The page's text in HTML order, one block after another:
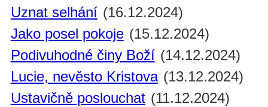
Uznat selhání (16.12.2024)
Jako posel pokoje (15.12.2024)
Podivuhodné činy Boží (14.12.2024)
Lucie, nevěsto Kristova (13.12.2024)
Ustavičně poslouchat (11.12.2024)